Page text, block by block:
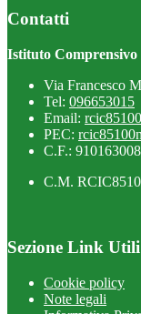
Contatti
Istituto
Via Francesco
Tel: 096653015
Email:
PEC:
C.F.:
C.M.
Sezione Link Utili
Cookie policy
Note legali